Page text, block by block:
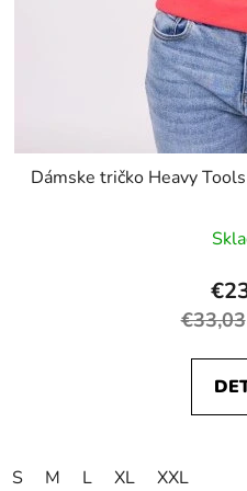
Dámske tričko Heavy
€33,03
S M L XL XXL